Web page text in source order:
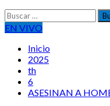
Buscar:
EN VIVO
Inicio
2025
th
6
ASESINAN A